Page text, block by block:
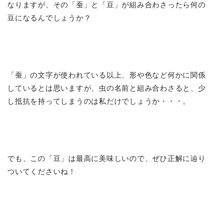
なりますが、その「蚕」と「豆」が組み合わさったら何の
豆になるんでしょうか？
「蚕」の文字が使われている以上、形や色など何かに関係
しているとは思いますが、虫の名前と組み合わさると、少
し抵抗を持ってしまうのは私だけでしょうか・・・。
でも、この「豆」は最高に美味しいので、ぜひ正解に辿り
ついてくださいね！